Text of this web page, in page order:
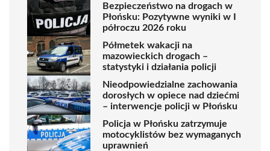
Bezpieczeństwo na drogach w
Płońsku: Pozytywne wyniki w I
półroczu 2026 roku
Półmetek wakacji na
mazowieckich drogach –
statystyki i działania policji
Nieodpowiedzialne zachowania
dorosłych w opiece nad dziećmi
– interwencje policji w Płońsku
Policja w Płońsku zatrzymuje
motocyklistów bez wymaganych
uprawnień